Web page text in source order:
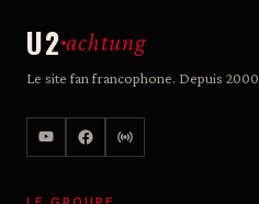
U2 achtung
Le site fan francophone. Depuis 2000